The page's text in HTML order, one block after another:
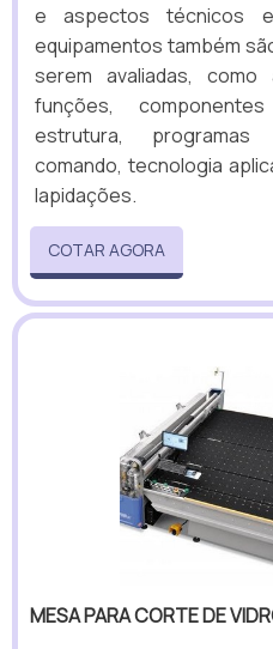
e aspectos técnicos
equipamentos também
serem avaliadas, como
funções,
estrutura,
comando, tecnologia
lapidações.
COTAR AGORA
MESA PARA CORTE DE